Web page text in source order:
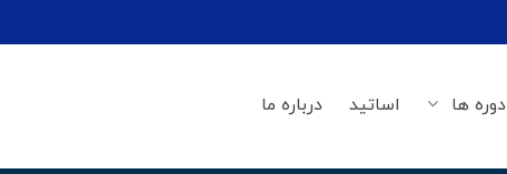
ها اساتید درباره ما